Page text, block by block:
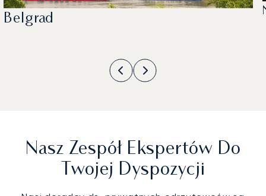
Belgrad
Nasz Zespół Ekspertów Do
Twojej Dyspozycji